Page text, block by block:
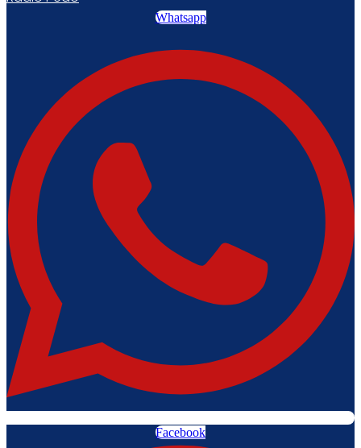
Whatsapp
Facebook